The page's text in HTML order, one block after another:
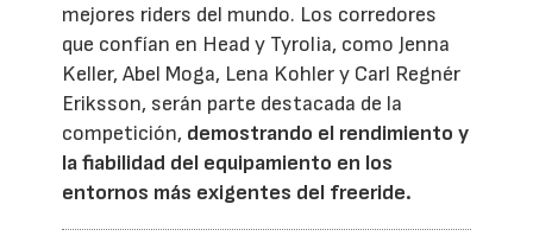
mejores riders del mundo. Los corredores
que confían en Head y Tyrolia, como Jenna
Keller, Abel Moga, Lena Kohler y Carl Regnér
Eriksson, serán parte destacada de la
competición, demostrando el rendimiento y
la fiabilidad del equipamiento en los
entornos más exigentes del freeride.